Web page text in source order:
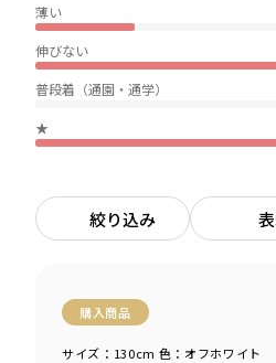
薄い
伸びない
普段着（通園・通学）
★
絞り込み
購入商品
サイズ：130cm 色：オフホワイト